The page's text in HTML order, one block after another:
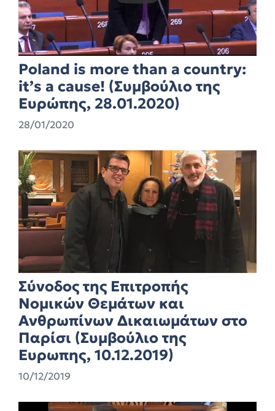
Poland is more than a country:
it’s a cause! (Συμβούλιο της
Ευρώπης, 28.01.2020)
28/01/2020
Σύνοδος της Επιτροπής
Νομικών Θεμάτων και
Ανθρωπίνων Δικαιωμάτων στο
Παρίσι (Συμβούλιο της
Ευρωπης, 10.12.2019)
10/12/2019